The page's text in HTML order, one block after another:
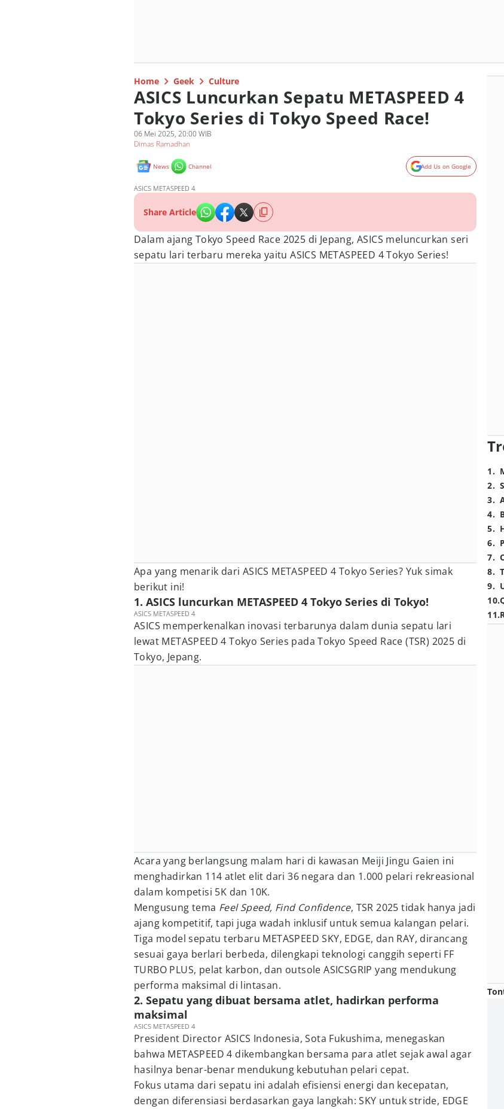
Home Geek Culture
ASICS Luncurkan Sepatu METASPEED 4
Tokyo Series di Tokyo Speed Race!
06 Mei 2025, 20:00 WIB
Dimas Ramadhan
News Channel Add Us on Google
ASICS METASPEED 4
Share Article
Dalam ajang Tokyo Speed Race 2025 di Jepang, ASICS meluncurkan seri
sepatu lari terbaru mereka yaitu ASICS METASPEED 4 Tokyo Series!
Apa yang menarik dari ASICS METASPEED 4 Tokyo Series? Yuk simak
berikut ini!
1. ASICS luncurkan METASPEED 4 Tokyo Series di Tokyo!
ASICS METASPEED 4
ASICS memperkenalkan inovasi terbarunya dalam dunia sepatu lari
lewat METASPEED 4 Tokyo Series pada Tokyo Speed Race (TSR) 2025 di
Tokyo, Jepang.
Acara yang berlangsung malam hari di kawasan Meiji Jingu Gaien ini
menghadirkan 114 atlet elit dari 36 negara dan 1.000 pelari rekreasional
dalam kompetisi 5K dan 10K.
Mengusung tema Feel Speed, Find Confidence, TSR 2025 tidak hanya jadi
ajang kompetitif, tapi juga wadah inklusif untuk semua kalangan pelari.
Tiga model sepatu terbaru METASPEED SKY, EDGE, dan RAY, dirancang
sesuai gaya berlari berbeda, dilengkapi teknologi canggih seperti FF
TURBO PLUS, pelat karbon, dan outsole ASICSGRIP yang mendukung
performa maksimal di lintasan.
2. Sepatu yang dibuat bersama atlet, hadirkan performa
maksimal
ASICS METASPEED 4
President Director ASICS Indonesia, Sota Fukushima, menegaskan
bahwa METASPEED 4 dikembangkan bersama para atlet sejak awal agar
hasilnya benar-benar mendukung kebutuhan pelari cepat.
Fokus utama dari sepatu ini adalah efisiensi energi dan kecepatan,
dengan diferensiasi berdasarkan gaya langkah: SKY untuk stride, EDGE
1.
2.
3.
4.
5.
6.
7.
8.
9.
10.
11.